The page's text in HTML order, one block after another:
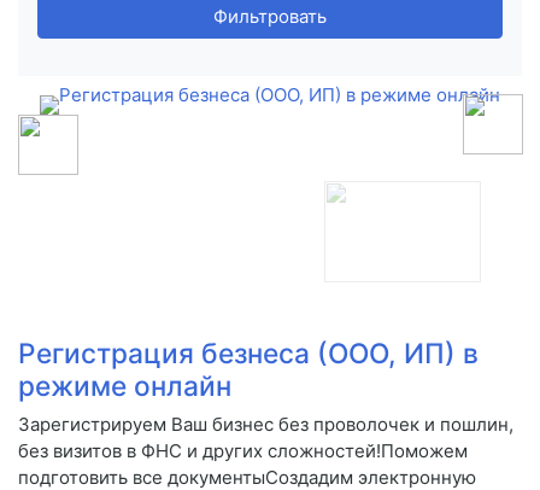
Фильтровать
Регистрация безнеса (ООО, ИП) в
режиме онлайн
Зарегистрируем Ваш бизнес без проволочек и пошлин,
без визитов в ФНС и других сложностей!Поможем
подготовить все документыСоздадим электронную